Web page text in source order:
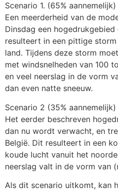
Scenario 1. (65% aannemelijk)
Een meerderheid van de
Dinsdag een
resulteert in een pittige
land. Tijdens deze storm
met windsnelheden van 100
en veel neerslag in de vorm
dan even natte sneeuw.
Scenario 2 (35% aannemelijk)
Het eerder beschreven
dan nu wordt verwacht, en
België. Dit resulteert in een
koude lucht vanuit het
neerslag valt in de vorm van
Als dit scenario uitkomt, kan